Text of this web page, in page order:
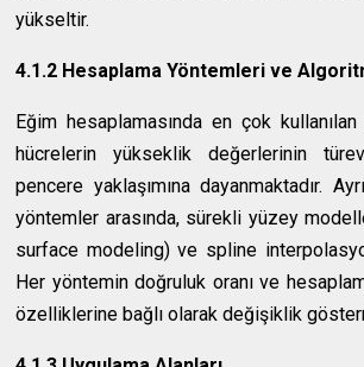
yükseltir.
4.1.2 Hesaplama Yöntemleri ve
Eğim hesaplamasında en çok
hücrelerin yükseklik değerlerinin
pencere yaklaşımına dayanmaktadır.
yöntemler arasında, sürekli yüzey
surface modeling) ve spline
Her yöntemin doğruluk oranı ve
özelliklerine bağlı olarak değişiklik